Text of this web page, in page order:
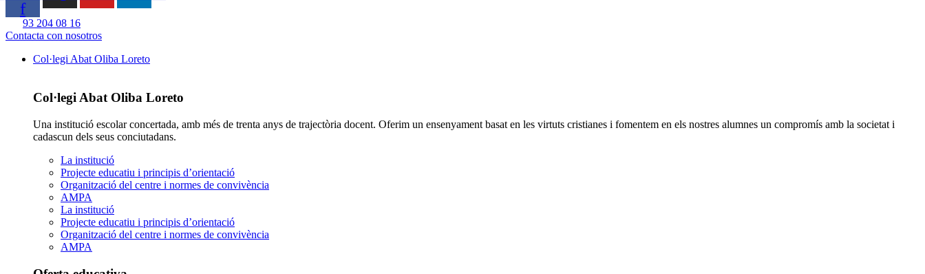
f
93 204 08 16
Contacta con nosotros
Col·legi Abat Oliba Loreto
Col·legi Abat Oliba Loreto
Una institució escolar concertada, amb més de trenta anys de trajectòria docent. Oferim un ensenyament basat en les virtuts cristianes i fomentem en els nostres alumnes un compromís amb la societat i
cadascun dels seus conciutadans.
La institució
Projecte educatiu i principis d’orientació
Organització del centre i normes de convivència
AMPA
La institució
Projecte educatiu i principis d’orientació
Organització del centre i normes de convivència
AMPA